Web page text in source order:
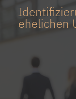
ehelichen